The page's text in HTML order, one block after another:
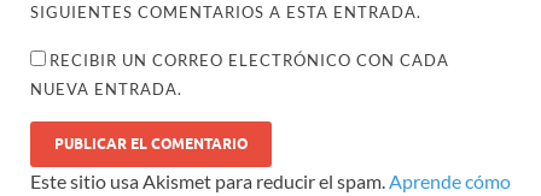
SIGUIENTES COMENTARIOS A ESTA ENTRADA.
RECIBIR UN CORREO ELECTRÓNICO CON CADA
NUEVA ENTRADA.
Este sitio usa Akismet para reducir el spam. Aprende cómo